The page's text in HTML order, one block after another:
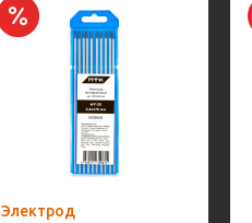
Электрод